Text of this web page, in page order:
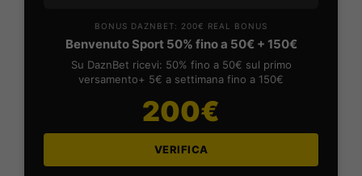
BONUS DAZNBET: 200€ REAL BONUS
Benvenuto Sport 50% fino a 50€ + 150€
Su DaznBet ricevi: 50% fino a 50€ sul primo
versamento+ 5€ a settimana fino a 150€
200€
VERIFICA